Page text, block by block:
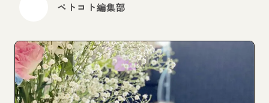
ペトコト編集部